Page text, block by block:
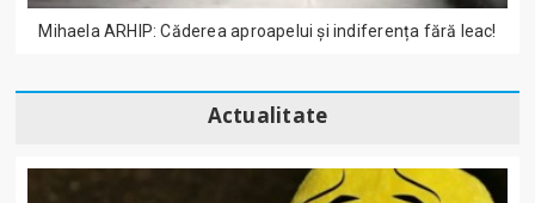
Mihaela ARHIP: Căderea aproapelui și indiferența fără leac!
Actualitate